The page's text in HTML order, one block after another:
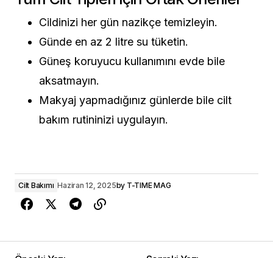
Cildinizi her gün nazikçe temizleyin.
Günde en az 2 litre su tüketin.
Güneş koruyucu kullanımını evde bile
aksatmayın.
Makyaj yapmadığınız günlerde bile cilt
bakım rutininizi uygulayın.
Cilt Bakımı Haziran 12, 2025by T-TIME MAG